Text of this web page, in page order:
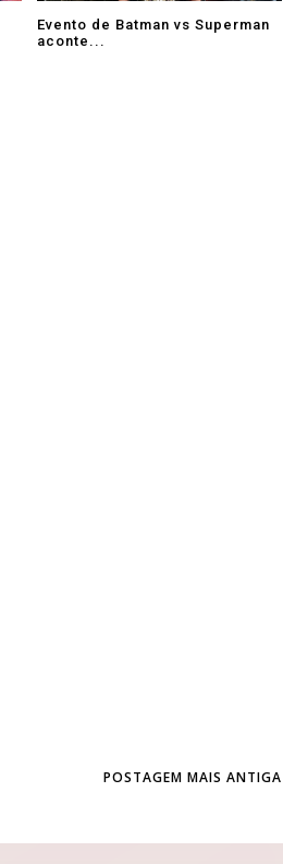
Evento de Batman vs Superman
aconte...
POSTAGEM MAIS ANTIGA